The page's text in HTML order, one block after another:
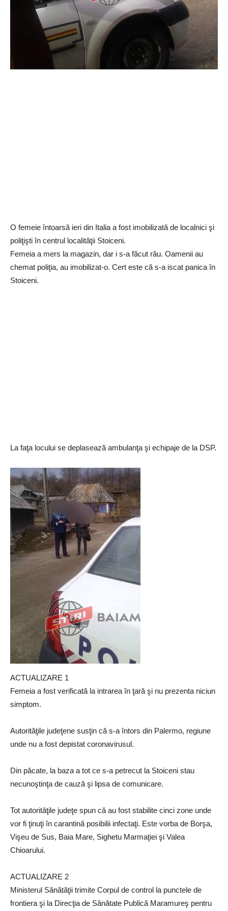
O femeie întoarsă ieri din Italia a fost imobilizată de localnici şi
poliţişti în centrul localităţii Stoiceni.
Femeia a mers la magazin, dar i s-a făcut rău. Oamenii au
chemat poliţia, au imobilizat-o. Cert este că s-a iscat panica în
Stoiceni.
La faţa locului se deplasează ambulanţa şi echipaje de la DSP.
ACTUALIZARE 1
Femeia a fost verificată la intrarea în ţară şi nu prezenta niciun
simptom.
Autorităţile judeţene susţin că s-a întors din Palermo, regiune
unde nu a fost depistat coronavirusul.
Din păcate, la baza a tot ce s-a petrecut la Stoiceni stau
necunoştinţa de cauză şi lipsa de comunicare.
Tot autorităţile judeţe spun că au fost stabilite cinci zone unde
vor fi ţinuţi în carantină posibilii infectaţi. Este vorba de Borşa,
Vişeu de Sus, Baia Mare, Sighetu Marmaţiei şi Valea
Chioarului.
ACTUALIZARE 2
Ministerul Sănătăţii trimite Corpul de control la punctele de
frontiera şi la Direcţia de Sănătate Publică Maramureş pentru